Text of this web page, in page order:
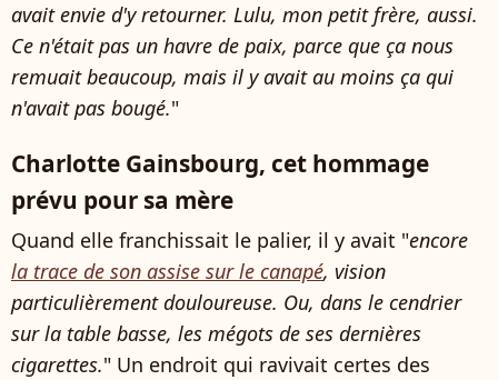
avait envie d'y retourner. Lulu, mon petit frère, aussi.
Ce n'était pas un havre de paix, parce que ça nous
remuait beaucoup, mais il y avait au moins ça qui
n'avait pas bougé."
Charlotte Gainsbourg, cet hommage
prévu pour sa mère
Quand elle franchissait le palier, il y avait "encore
la trace de son assise sur le canapé, vision
particulièrement douloureuse. Ou, dans le cendrier
sur la table basse, les mégots de ses dernières
cigarettes." Un endroit qui ravivait certes des